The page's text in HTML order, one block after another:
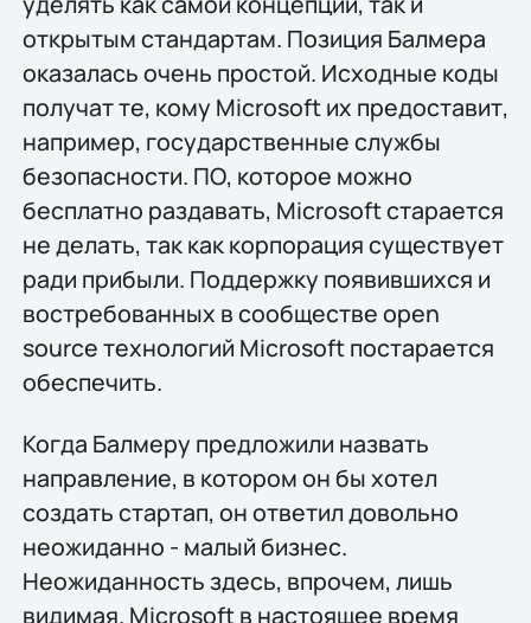
открытым стандартам. Позиция Балмера
оказалась очень простой. Исходные коды
получат те, кому Microsoft их предоставит,
например, государственные службы
безопасности. ПО, которое можно
бесплатно раздавать, Microsoft старается
не делать, так как корпорация существует
ради прибыли. Поддержку появившихся и
востребованных в сообществе open
source технологий Microsoft постарается
обеспечить.
Когда Балмеру предложили назвать
направление, в котором он бы хотел
создать стартап, он ответил довольно
неожиданно - малый бизнес.
Неожиданность здесь, впрочем, лишь
видимая. Microsoft в настоящее время